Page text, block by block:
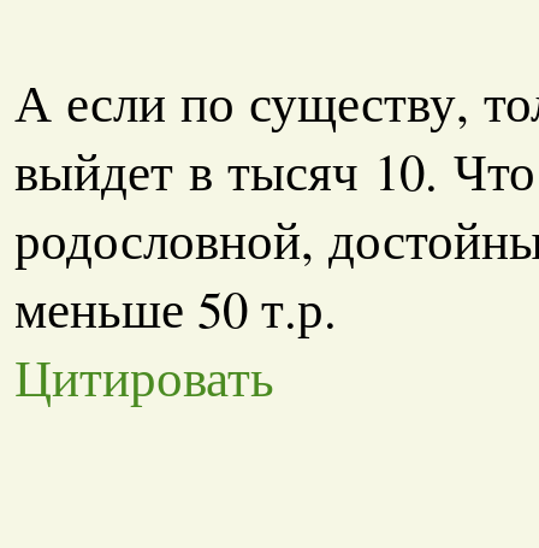
А если по существу,
выйдет в тысяч 10.
родословной,
меньше 50 т.р.
Цитировать